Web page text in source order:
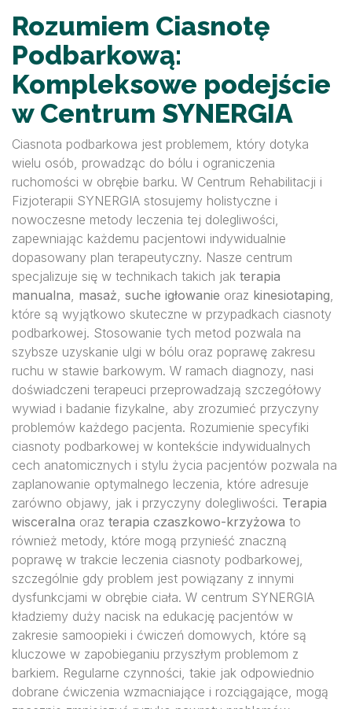
Rozumiem Ciasnotę
Podbarkową:
Kompleksowe podejście
w Centrum SYNERGIA
Ciasnota podbarkowa jest problemem, który dotyka
wielu osób, prowadząc do bólu i ograniczenia
ruchomości w obrębie barku. W Centrum Rehabilitacji i
Fizjoterapii SYNERGIA stosujemy holistyczne i
nowoczesne metody leczenia tej dolegliwości,
zapewniając każdemu pacjentowi indywidualnie
dopasowany plan terapeutyczny. Nasze centrum
specjalizuje się w technikach takich jak terapia
manualna, masaż, suche igłowanie oraz kinesiotaping,
które są wyjątkowo skuteczne w przypadkach ciasnoty
podbarkowej. Stosowanie tych metod pozwala na
szybsze uzyskanie ulgi w bólu oraz poprawę zakresu
ruchu w stawie barkowym. W ramach diagnozy, nasi
doświadczeni terapeuci przeprowadzają szczegółowy
wywiad i badanie fizykalne, aby zrozumieć przyczyny
problemów każdego pacjenta. Rozumienie specyfiki
ciasnoty podbarkowej w kontekście indywidualnych
cech anatomicznych i stylu życia pacjentów pozwala na
zaplanowanie optymalnego leczenia, które adresuje
zarówno objawy, jak i przyczyny dolegliwości. Terapia
wisceralna oraz terapia czaszkowo-krzyżowa to
również metody, które mogą przynieść znaczną
poprawę w trakcie leczenia ciasnoty podbarkowej,
szczególnie gdy problem jest powiązany z innymi
dysfunkcjami w obrębie ciała. W centrum SYNERGIA
kładziemy duży nacisk na edukację pacjentów w
zakresie samoopieki i ćwiczeń domowych, które są
kluczowe w zapobieganiu przyszłym problemom z
barkiem. Regularne czynności, takie jak odpowiednio
dobrane ćwiczenia wzmacniające i rozciągające, mogą